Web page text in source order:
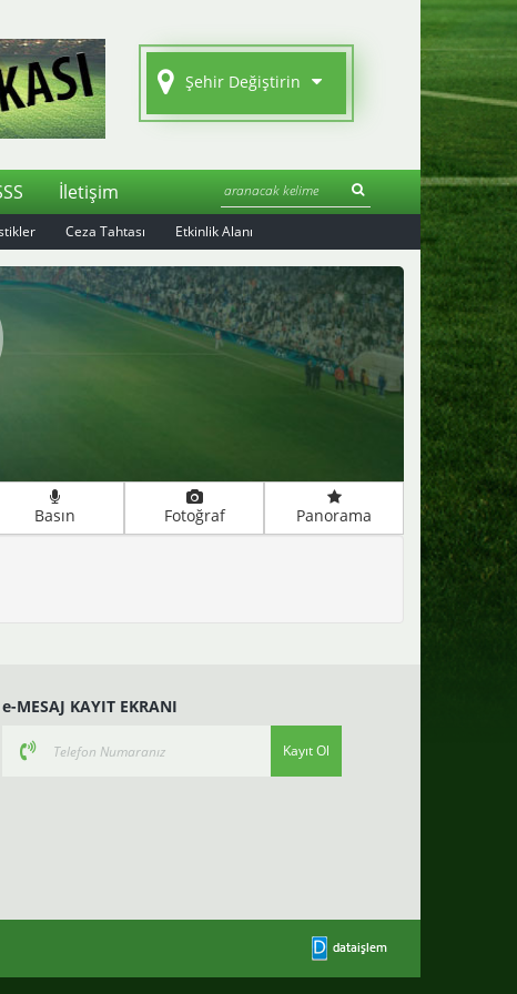
Şehir Değiştirin
İletişim
Ceza Tahtası Etkinlik Alanı
Basın Fotoğraf Panorama
e-MESAJ KAYIT EKRANI
Kayıt Ol